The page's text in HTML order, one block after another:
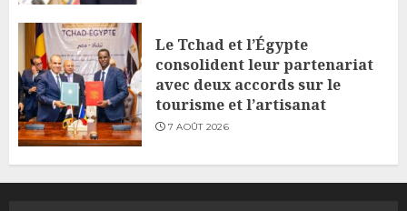
Le Tchad et l’Égypte
consolident leur partenariat
avec deux accords sur le
tourisme et l’artisanat
7 AOÛT 2026